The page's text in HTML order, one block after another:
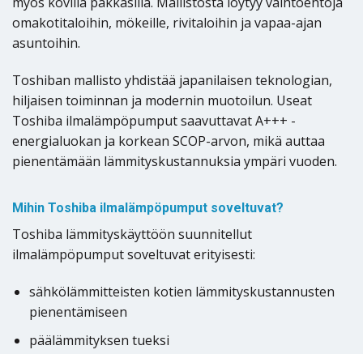
omakotitaloihin, mökeille, rivitaloihin ja vapaa-ajan
asuntoihin.
Toshiban mallisto yhdistää japanilaisen teknologian,
hiljaisen toiminnan ja modernin muotoilun. Useat
Toshiba ilmalämpöpumput saavuttavat A+++ -
energialuokan ja korkean SCOP-arvon, mikä auttaa
pienentämään lämmityskustannuksia ympäri vuoden.
Mihin Toshiba ilmalämpöpumput soveltuvat?
Toshiba lämmityskäyttöön suunnitellut
ilmalämpöpumput soveltuvat erityisesti:
sähkölämmitteisten kotien lämmityskustannusten
pienentämiseen
päälämmityksen tueksi